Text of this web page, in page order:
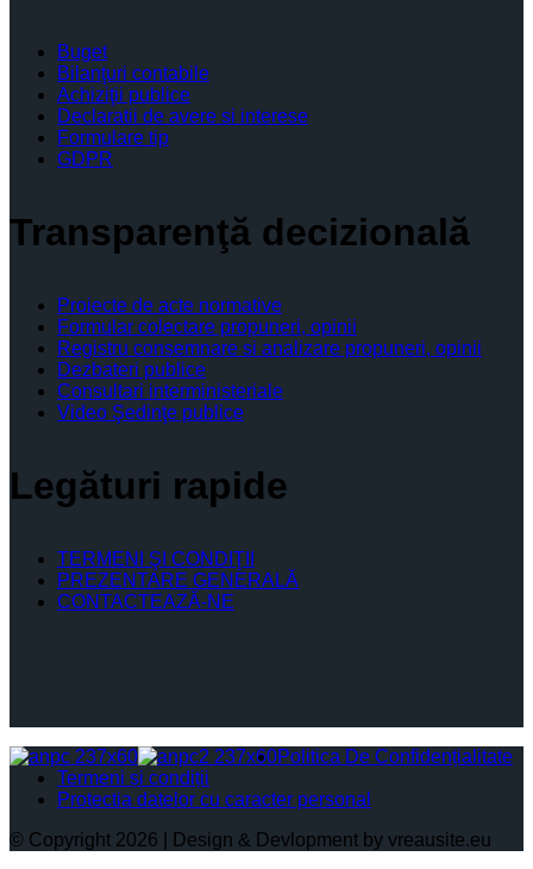
Buget
Bilanţuri contabile
Achiziţii publice
Declaratii de avere si interese
Formulare tip
GDPR
Transparenţă decizională
Proiecte de acte normative
Formular colectare propuneri, opinii
Registru consemnare si analizare propuneri, opinii
Dezbateri publice
Consultari interministeriale
Video Şedinţe publice
Legături rapide
TERMENI ŞI CONDIŢII
PREZENTARE GENERALĂ
CONTACTEAZĂ-NE
Politica De Confidențialitate
Termeni și condiții
Protectia datelor cu caracter personal
© Copyright 2026 | Design & Devlopment by vreausite.eu